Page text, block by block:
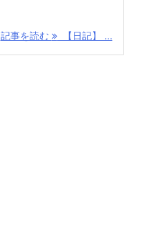
記事を読む 【日記】 ...